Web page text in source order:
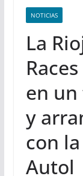
NOTICIAS
La
en
y
con
Autol